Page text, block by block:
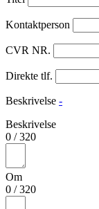
Kontaktperson
CVR NR.
Direkte tlf.
Beskrivelse -
Beskrivelse
0 /320
Om
0 /320